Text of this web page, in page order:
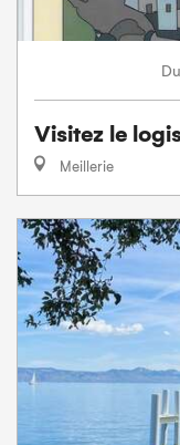
Du
Visitez le
Meillerie